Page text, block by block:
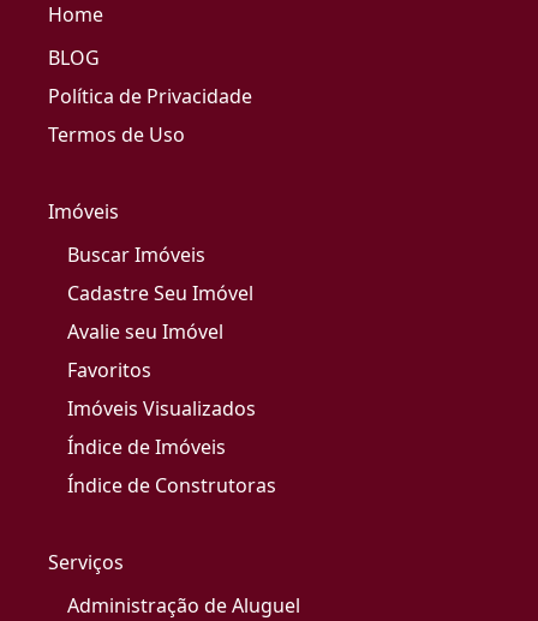
Home
BLOG
Política de Privacidade
Termos de Uso
Imóveis
Buscar Imóveis
Cadastre Seu Imóvel
Avalie seu Imóvel
Favoritos
Imóveis Visualizados
Índice de Imóveis
Índice de Construtoras
Serviços
Administração de Aluguel